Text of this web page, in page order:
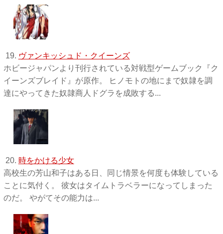
19. ヴァンキッシュド・クイーンズ
ホビージャパンより刊行されている対戦型ゲームブック『ク
イーンズブレイド』が原作。 ヒノモトの地にまで奴隷を調
達にやってきた奴隷商人ドグラを成敗する...
20. 時をかける少女
高校生の芳山和子はある日、同じ情景を何度も体験している
ことに気付く。 彼女はタイムトラベラーになってしまった
のだ。 やがてその能力は...